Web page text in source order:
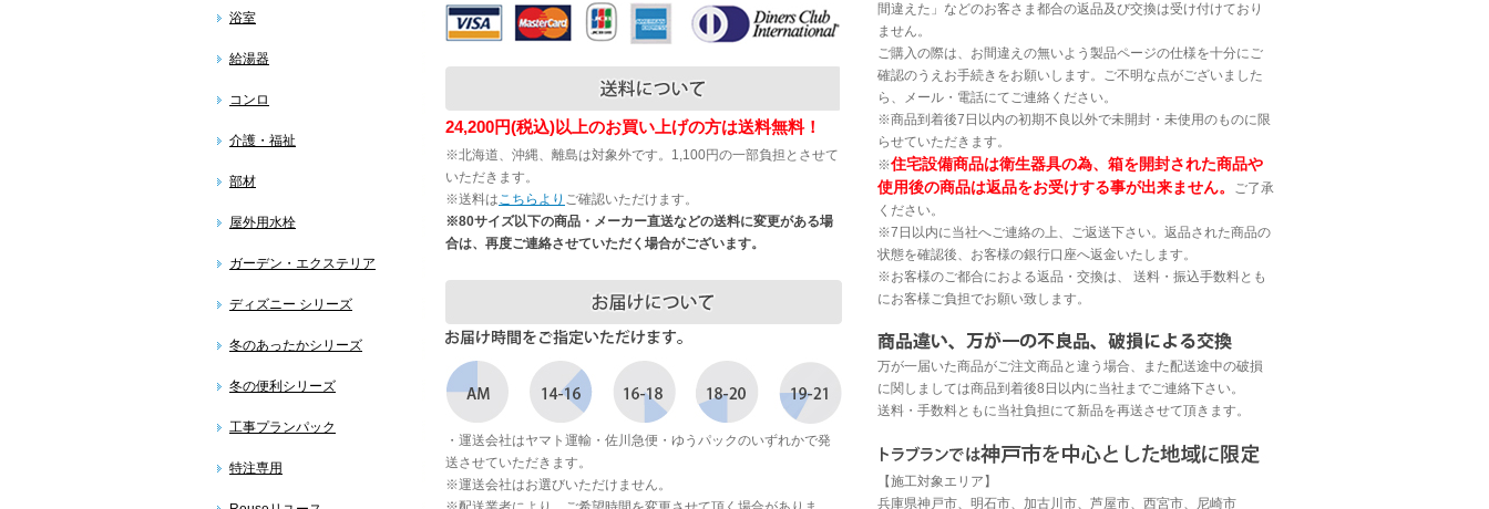
浴室
給湯器
コンロ
介護・福祉
部材
屋外用水栓
ガーデン・エクステリア
ディズニー シリーズ
冬のあったかシリーズ
冬の便利シリーズ
工事プランパック
特注専用
24,200円(税込)以上のお買い上げの方は送料無料！
※北海道、沖縄、離島は対象外です。1,100円の一部負担とさせて
いただきます。
※送料はこちらより ご確認いただけます。
※80サイズ以下の商品・メーカー直送などの送料に変更がある場
合は、再度ご連絡させていただく場合がございます。
・運送会社はヤマト運輸・佐川急便・ゆうパックのいずれかで発
送させていただきます。
※運送会社はお選びいただけません。
間違えた」などのお客さま都合の返品及び交換は受け付けており
ません。
ご購入の際は、お間違えの無いよう製品ページの仕様を十分にご
確認のうえお手続きをお願いします。ご不明な点がございました
ら、メール・電話にてご連絡ください。
※商品到着後7日以内の初期不良以外で未開封・未使用のものに限
らせていただきます。
※住宅設備商品は衛生器具の為、箱を開封された商品や
使用後の商品は返品をお受けする事が出来ません。
ご了承
ください。
※7日以内に当社へご連絡の上、ご返送下さい。返品された商品の
状態を確認後、お客様の銀行口座へ返金いたします。
※お客様のご都合におよる返品・交換は、 送料・振込手数料とも
にお客様ご負担でお願い致します。
万が一届いた商品がご注文商品と違う場合、また配送途中の破損
に関しましては商品到着後8日以内に当社までご連絡下さい。
送料・手数料ともに当社負担にて新品を再送させて頂きます。
【施工対象エリア】
兵庫県神戸市、明石市、加古川市、芦屋市、西宮市、尼崎市